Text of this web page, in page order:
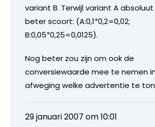
variant B. Terwijl variant A
beter scoort: (A:0,1*0,2=0,02;
B:0,05*0,25=0,0125).
Nog beter zou zijn om ook de
conversiewaarde mee te nemen
afweging welke advertentie te
29 januari 2007 om 10:01